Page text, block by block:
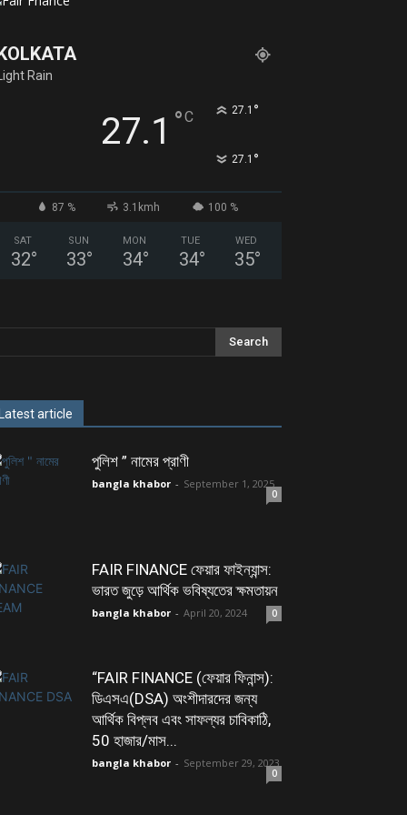
Light Rain
27.1 °C 27.1 °
27.1 °
87 % 3.1kmh 100 %
SAT
32°
SUN
33°
MON
34°
TUE
34°
WED
35°
Latest article
পুলিশ ” নামের প্রাণী
bangla khabor - September 1, 2025
0
FAIR FINANCE ফেয়ার ফাইন্যান্স:
ভারত জুড়ে আর্থিক ভবিষ্যতের ক্ষমতায়ন
bangla khabor - April 20, 2024 0
“FAIR FINANCE (ফেয়ার ফিনান্স):
ডিএসএ(DSA) অংশীদারদের জন্য
আর্থিক বিপ্লব এবং সাফল্যর চাবিকাঠি,
50 হাজার/মাস...
bangla khabor - September 29, 2023
0